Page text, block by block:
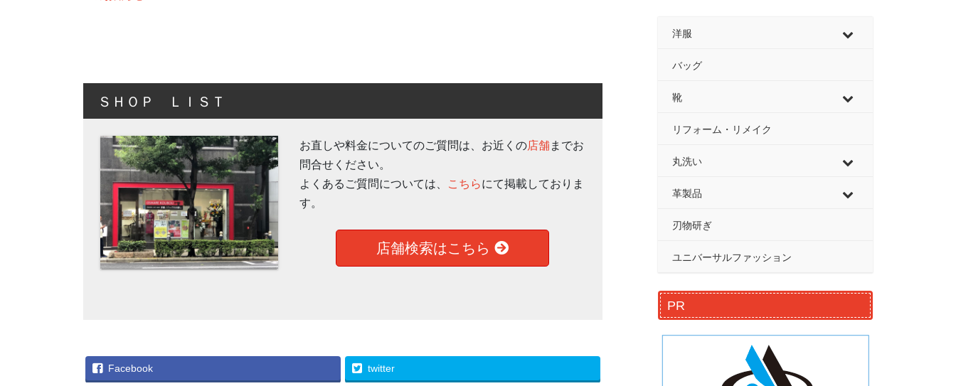
ＳＨＯＰ ＬＩＳＴ
お直しや料金についてのご質問は、お近くの店舗までお
問合せください。
よくあるご質問については、
こちらにて掲載しておりま
す。
店舗検索はこちら
Facebook twitter
洋服
バッグ
靴
リフォーム・リメイク
丸洗い
革製品
刃物研ぎ
ユニバーサルファッション
PR